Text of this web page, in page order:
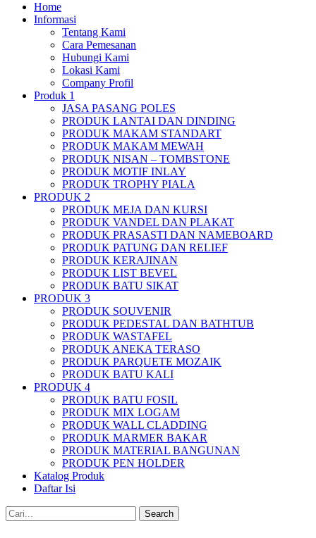
Home
Informasi
Tentang Kami
Cara Pemesanan
Hubungi Kami
Lokasi Kami
Company Profil
Produk 1
JASA PASANG POLES
PRODUK LANTAI DAN DINDING
PRODUK MAKAM STANDART
PRODUK MAKAM MEWAH
PRODUK NISAN – TOMBSTONE
PRODUK MOTIF INLAY
PRODUK TROPHY PIALA
PRODUK 2
PRODUK MEJA DAN KURSI
PRODUK VANDEL DAN PLAKAT
PRODUK PRASASTI DAN NAMEBOARD
PRODUK PATUNG DAN RELIEF
PRODUK KERAJINAN
PRODUK LIST BEVEL
PRODUK BATU SIKAT
PRODUK 3
PRODUK SOUVENIR
PRODUK PEDESTAL DAN BATHTUB
PRODUK WASTAFEL
PRODUK ANEKA TERASO
PRODUK PARQUETE MOZAIK
PRODUK BATU KALI
PRODUK 4
PRODUK BATU FOSIL
PRODUK MIX LOGAM
PRODUK WALL CLADDING
PRODUK MARMER BAKAR
PRODUK MATERIAL BANGUNAN
PRODUK PEN HOLDER
Katalog Produk
Daftar Isi
Search